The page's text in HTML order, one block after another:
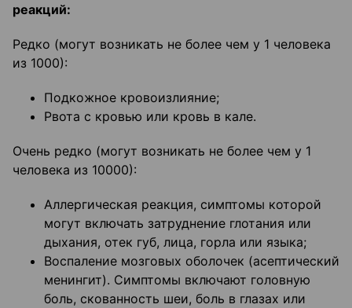
реакций:
Редко (могут возникать не более чем у 1 человека
из 1000):
Подкожное кровоизлияние;
Рвота с кровью или кровь в кале.
Очень редко (могут возникать не более чем у 1
человека из 10000):
Аллергическая реакция, симптомы которой
могут включать затруднение глотания или
дыхания, отек губ, лица, горла или языка;
Воспаление мозговых оболочек (асептический
менингит). Симптомы включают головную
боль, скованность шеи, боль в глазах или